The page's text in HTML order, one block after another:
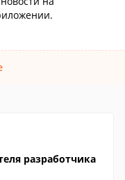
разработчика